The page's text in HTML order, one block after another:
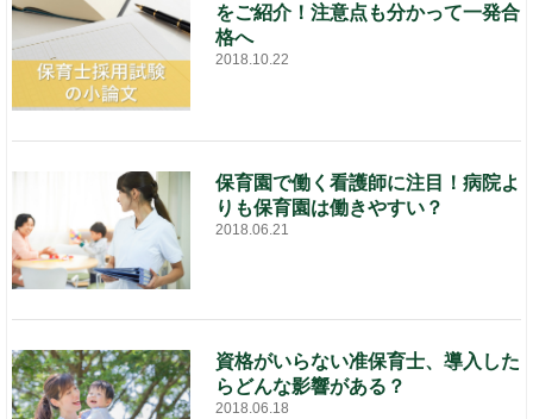
をご紹介！注意点も分かって一発合
格へ
2018.10.22
保育園で働く看護師に注目！病院よ
りも保育園は働きやすい？
2018.06.21
資格がいらない准保育士、導入した
らどんな影響がある？
2018.06.18